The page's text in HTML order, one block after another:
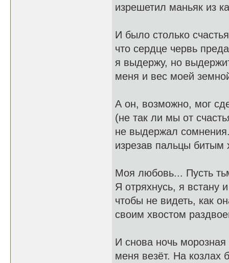
изрешетил маньяк из
И было столько
что сердце червь
я выдержу, но
меня и вес моей
А он, возможно, мог
(не так ли мы от
не выдержал
изрезав пальцы битым
Моя любовь... Пусть
Я отряхнусь, я
чтобы не видеть, как
своим хвостом
И снова ночь морозная
меня везёт. На козлах